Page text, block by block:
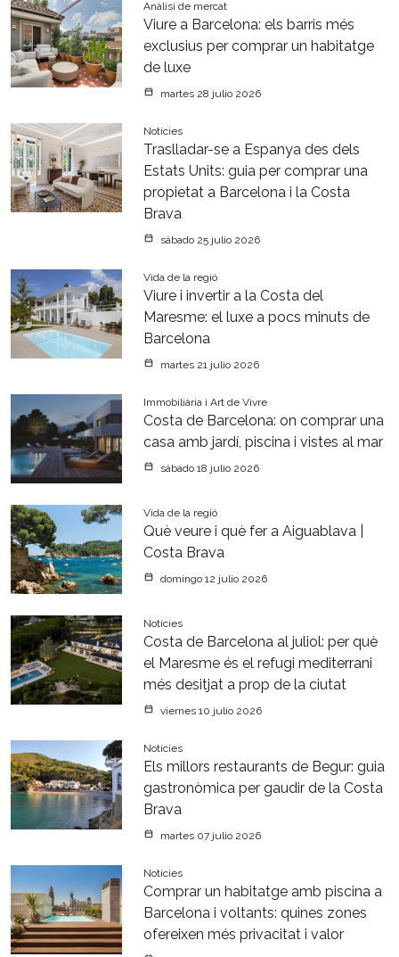
Anàlisi de mercat
Viure a Barcelona: els barris més
exclusius per comprar un habitatge
de luxe
martes 28 julio 2026
Notícies
Traslladar-se a Espanya des dels
Estats Units: guia per comprar una
propietat a Barcelona i la Costa
Brava
sábado 25 julio 2026
Vida de la regió
Viure i invertir a la Costa del
Maresme: el luxe a pocs minuts de
Barcelona
martes 21 julio 2026
Immobiliària i Art de Vivre
Costa de Barcelona: on comprar una
casa amb jardí, piscina i vistes al mar
sábado 18 julio 2026
Vida de la regió
Què veure i què fer a Aiguablava |
Costa Brava
domingo 12 julio 2026
Notícies
Costa de Barcelona al juliol: per què
el Maresme és el refugi mediterrani
més desitjat a prop de la ciutat
viernes 10 julio 2026
Notícies
Els millors restaurants de Begur: guia
gastronòmica per gaudir de la Costa
Brava
martes 07 julio 2026
Notícies
Comprar un habitatge amb piscina a
Barcelona i voltants: quines zones
ofereixen més privacitat i valor